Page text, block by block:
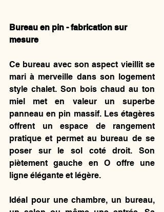
Bureau en pin - fabrication sur
mesure
Ce bureau avec son aspect vieillit se
mari à merveille dans son logement
style chalet. Son bois chaud au ton
miel met en valeur un superbe
panneau en pin massif. Les étagères
offrent un espace de rangement
pratique et permet au bureau de se
poser sur le sol coté droit. Son
piètement gauche en O offre une
ligne élégante et légère.
Idéal pour une chambre, un bureau,